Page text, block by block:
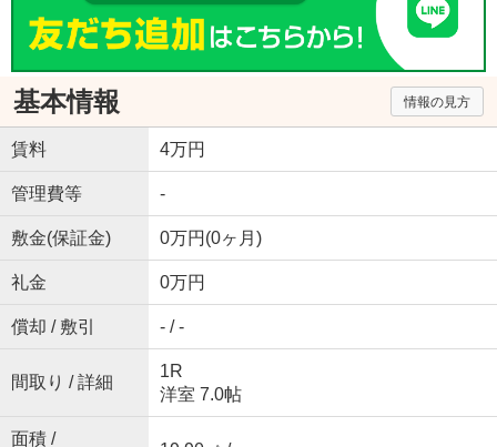
基本情報 情報の見方
賃料 4万円
管理費等 -
敷金(保証金) 0万円(0ヶ月)
礼金 0万円
償却 / 敷引 - / -
間取り / 詳細
1R
洋室 7.0帖
面積 /